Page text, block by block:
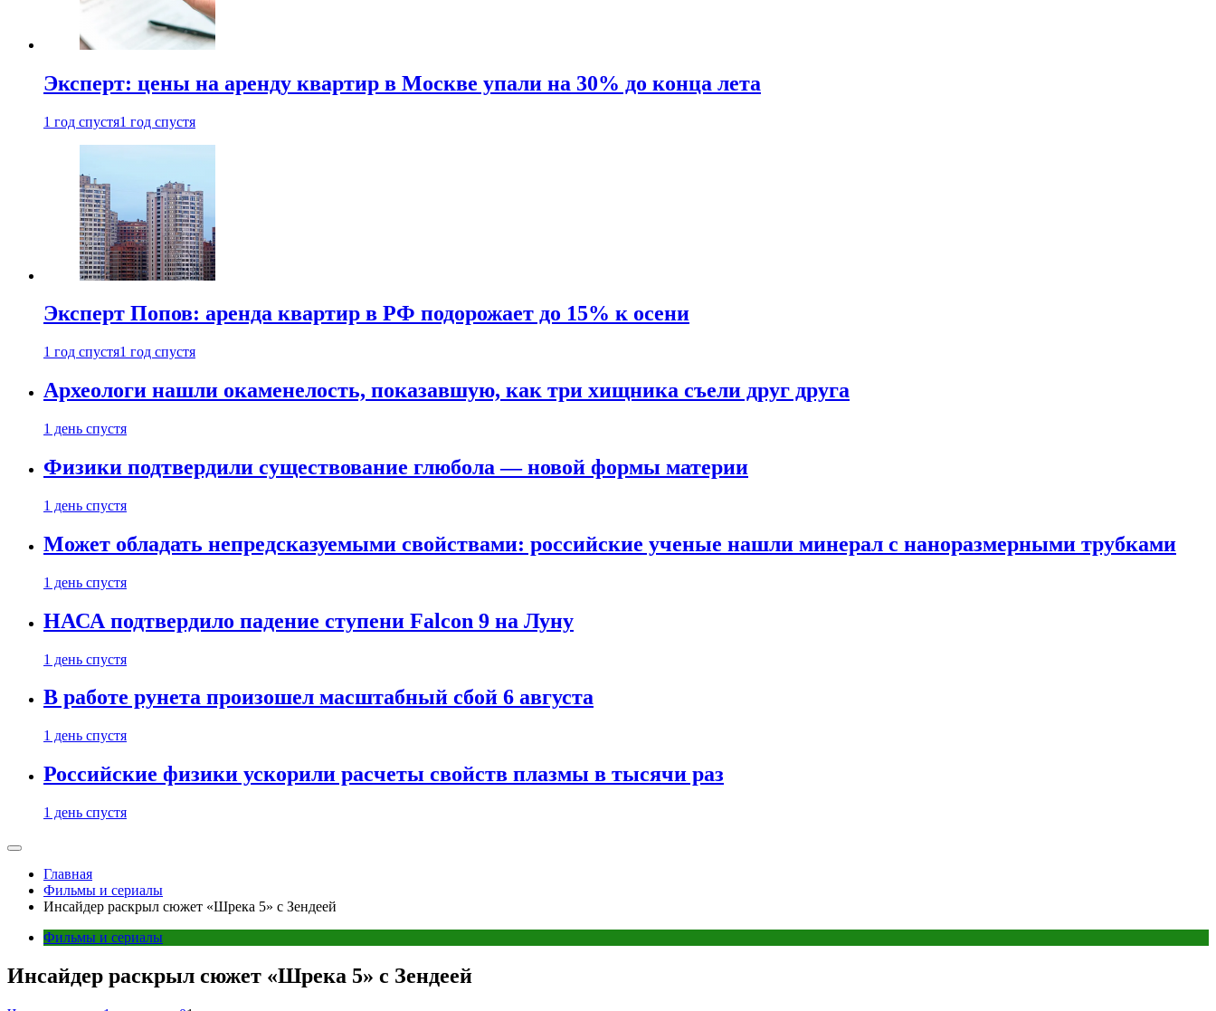
Эксперт: цены на аренду квартир в Москве упали на 30% до конца лета
1 год спустя1 год спустя
Эксперт Попов: аренда квартир в РФ подорожает до 15% к осени
1 год спустя1 год спустя
Археологи нашли окаменелость, показавшую, как три хищника съели друг друга
1 день спустя
Физики подтвердили существование глюбола — новой формы материи
1 день спустя
Может обладать непредсказуемыми свойствами: российские ученые нашли минерал с наноразмерными трубками
1 день спустя
НАСА подтвердило падение ступени Falcon 9 на Луну
1 день спустя
В работе рунета произошел масштабный сбой 6 августа
1 день спустя
Российские физики ускорили расчеты свойств плазмы в тысячи раз
1 день спустя
Главная
Фильмы и сериалы
Инсайдер раскрыл сюжет «Шрека 5» с Зендеей
Фильмы и сериалы
Инсайдер раскрыл сюжет «Шрека 5» с Зендеей